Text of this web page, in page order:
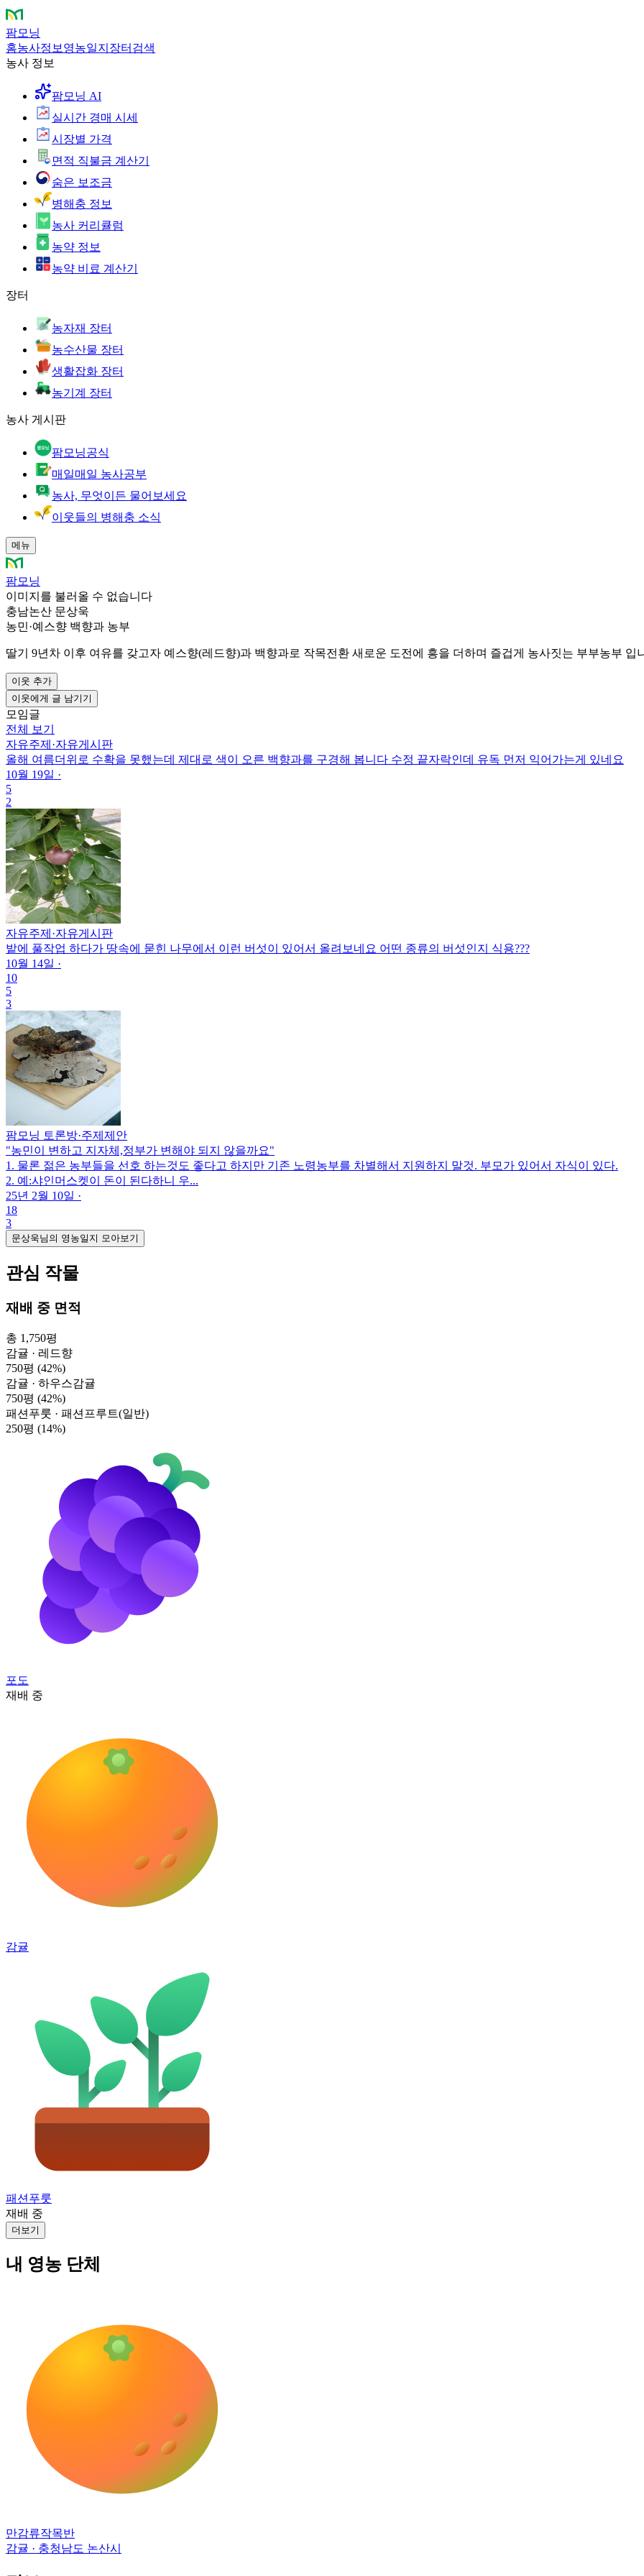
팜모닝
홈농사정보 영농일지 장터 검색
농사 정보
팜모닝 AI
실시간 경매 시세
시장별 가격
면적 직불금 계산기
숨은 보조금
병해충 정보
농사 커리큘럼
농약 정보
농약 비료 계산기
장터
농자재 장터
농수산물 장터
생활잡화 장터
농기계 장터
농사 게시판
팜모닝공식
매일매일 농사공부
농사, 무엇이든 물어보세요
이웃들의 병해충 소식
메뉴
팜모닝
이미지를 불러올 수 없습니다
충남논산 문상욱
농민·예스향 백향과 농부
딸기 9년차 이후 여유를 갖고자 예스향(레드향)과 백향과로 작목전환 새로운 도전에 흥을 더하며 즐겁게 농사짓는 부부농부 입
이웃 추가
이웃에게 글 남기기
모임글
전체 보기
자유주제 ·자유게시판
올해 여름더위로 수확을 못했는데 제대로 색이 오른 백향과를 구경해 봅니다 수정 끝자락인데 유독 먼저 익어가는게 있네요
10월 19일 ·
5
2
자유주제 ·자유게시판
밭에 풀작업 하다가 땅속에 묻힌 나무에서 이런 버섯이 있어서 올려보네요 어떤 종류의 버섯인지 식용???
10월 14일 ·
10
5
3
팜모닝 토론방·주제제안
"농민이 변하고 지자체,정부가 변해야 되지 않을까요"
1. 물론 젊은 농부들을 선호 하는것도 좋다고 하지만 기존 노령농부를 차별해서 지원하지 말것. 부모가 있어서 자식이 있다.
2. 예:샤인머스켓이 돈이 된다하니 우...
25년 2월 10일 ·
18
3
문상욱님의 영농일지 모아보기
관심 작물
재배 중 면적
총 1,750평
감귤 · 레드향
750평 (42%)
감귤 · 하우스감귤
750평 (42%)
패션푸룻 · 패션프루트(일반)
250평 (14%)
포도
재배 중
감귤
패션푸룻
재배 중
더보기
내 영농 단체
만감류작목반
감귤 · 충청남도 논산시